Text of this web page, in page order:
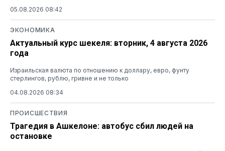
05.08.2026 08:42
ЭКОНОМИКА
Актуальный курс шекеля: вторник, 4 августа 2026
года
Израильская валюта по отношению к доллару, евро, фунту
стерлингов, рублю, гривне и не только
04.08.2026 08:34
ПРОИСШЕСТВИЯ
Трагедия в Ашкелоне: автобус сбил людей на
остановке